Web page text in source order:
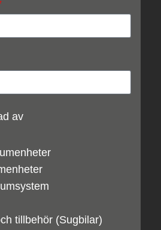
av
tillbehör (Sugbilar)